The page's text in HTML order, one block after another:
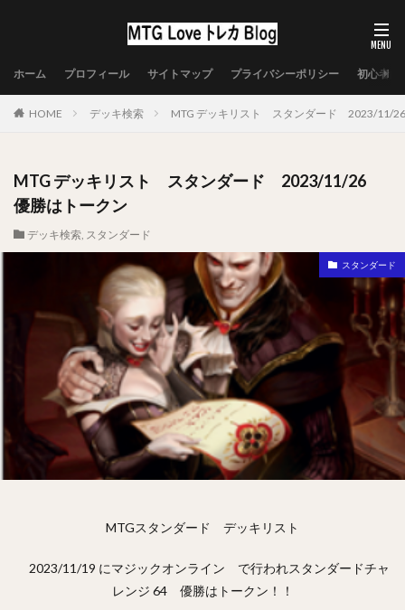
ホーム プロフィール サイトマップ プライバシーポリシー 初心者向
HOME デッキ検索 MTG デッキリスト スタンダード 2023/11/
MTG デッキリスト スタンダード 2023/11/26
優勝はトークン
デッキ検索, スタンダード
スタンダード
MTGスタンダード デッキリスト
2023/11/19 にマジックオンライン で行われスタンダードチャ
レンジ 64 優勝はトークン！！